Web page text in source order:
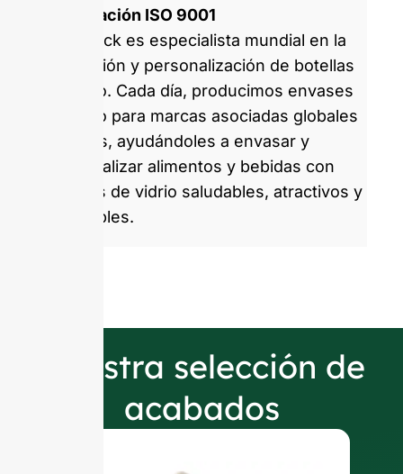
certificación ISO 9001
GlassRock es especialista mundial en la
fabricación y personalización de botellas
de vidrio. Cada día, producimos envases
de vidrio para marcas asociadas globales
y locales, ayudándoles a envasar y
comercializar alimentos y bebidas con
envases de vidrio saludables, atractivos y
sostenibles.
Nuestra selección de
acabados